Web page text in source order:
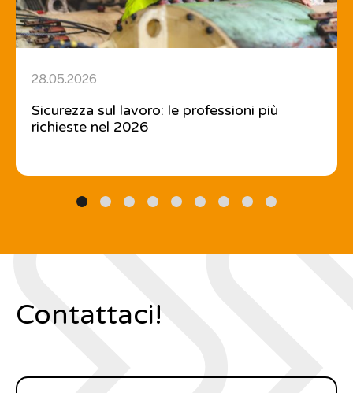
28.05.2026
Sicurezza sul lavoro: le professioni più
richieste nel 2026
Contattaci!